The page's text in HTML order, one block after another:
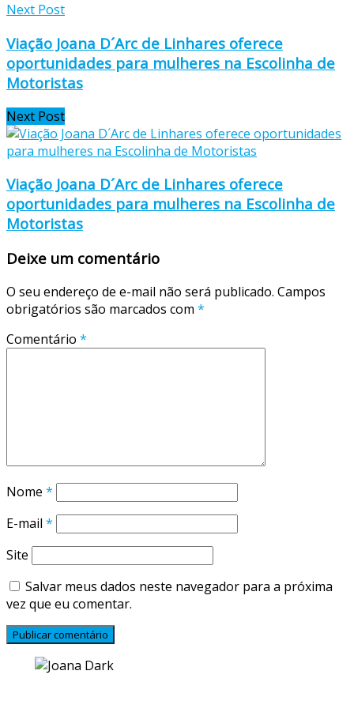
Next Post
Viação Joana D´Arc de Linhares oferece
oportunidades para mulheres na Escolinha de
Motoristas
Next Post
Viação Joana D´Arc de Linhares oferece
oportunidades para mulheres na Escolinha de
Motoristas
Deixe um comentário
O seu endereço de e-mail não será publicado. Campos
obrigatórios são marcados com *
Comentário *
Nome *
E-mail *
Site
Salvar meus dados neste navegador para a próxima
vez que eu comentar.